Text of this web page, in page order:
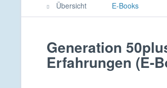
Übersicht E-Books
Generation
Erfahrungen (E-